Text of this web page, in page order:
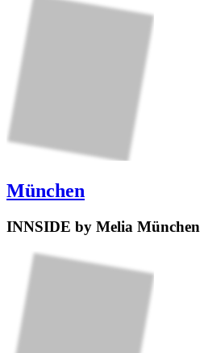
München
INNSIDE by Melia München